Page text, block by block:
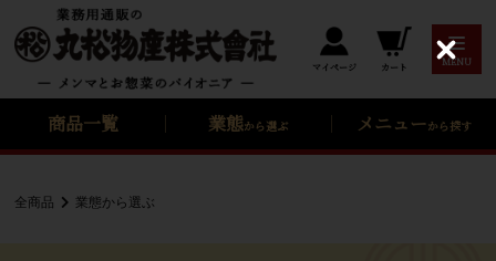
マイページ カート MENU
商品一覧 業態から選ぶ メニューから探す
全商品 業態から選ぶ
C
l
e